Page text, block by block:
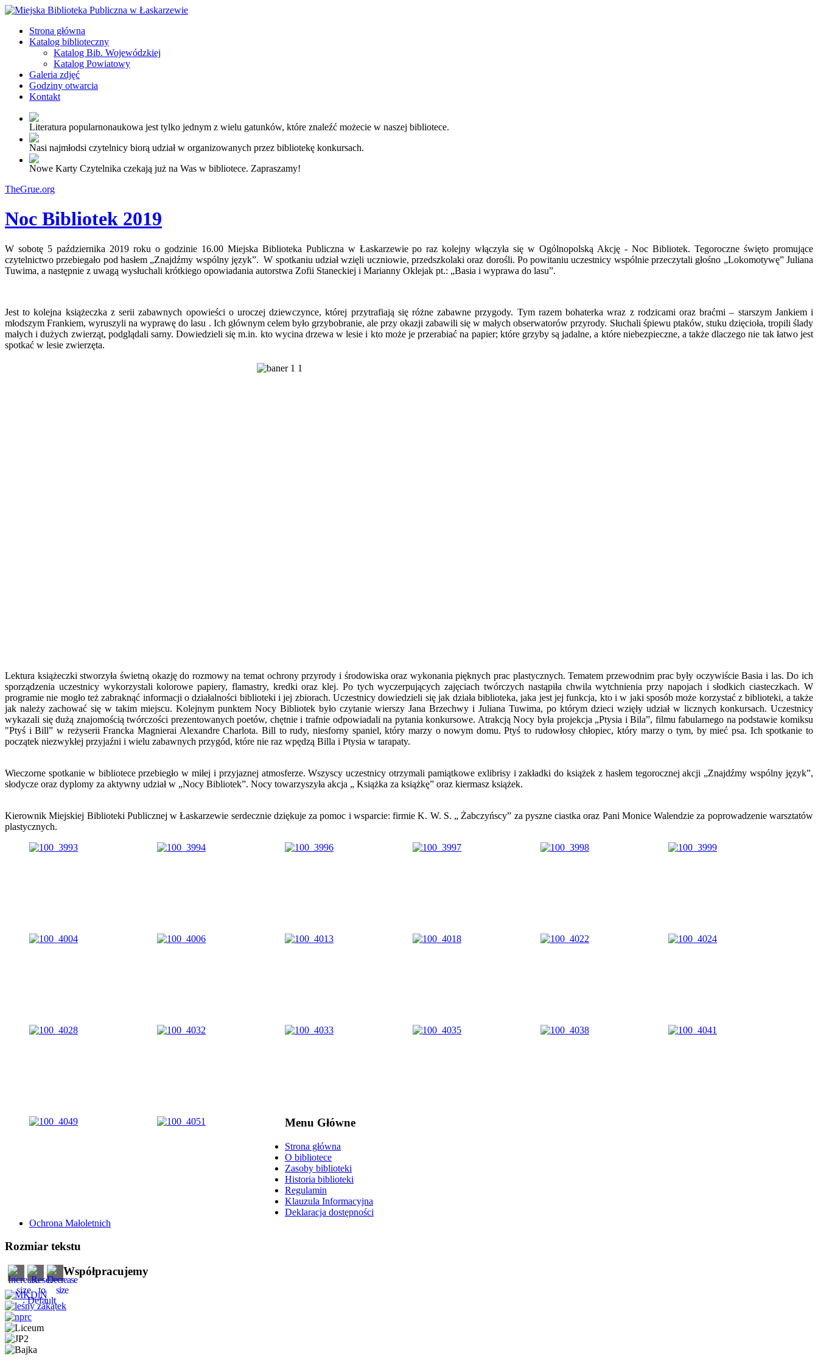
Strona główna
Katalog biblioteczny
Katalog Bib. Wojewódzkiej
Katalog Powiatowy
Galeria zdjęć
Godziny otwarcia
Kontakt
Literatura popularnonaukowa jest tylko jednym z wielu gatunków, które znaleźć możecie w naszej bibliotece.
Nasi najmłodsi czytelnicy biorą udział w organizowanych przez bibliotekę konkursach.
Nowe Karty Czytelnika czekają już na Was w bibliotece. Zapraszamy!
TheGrue.org
Noc Bibliotek 2019
W sobotę 5 października 2019 roku o godzinie 16.00 Miejska Biblioteka Publiczna w Łaskarzewie po raz kolejny włączyła się w Ogólnopolską Akcję - Noc Bibliotek. Tegoroczne święto promujące
czytelnictwo przebiegało pod hasłem „Znajdźmy wspólny język”. W spotkaniu udział wzięli uczniowie, przedszkolaki oraz dorośli. Po powitaniu uczestnicy wspólnie przeczytali głośno „Lokomotywę” Juliana
Tuwima, a następnie z uwagą wysłuchali krótkiego opowiadania autorstwa Zofii Staneckiej i Marianny Oklejak pt.: „Basia i wyprawa do lasu”.
Jest to kolejna książeczka z serii zabawnych opowieści o uroczej dziewczynce, której przytrafiają się różne zabawne przygody. Tym razem bohaterka wraz z rodzicami oraz braćmi – starszym Jankiem i
młodszym Frankiem, wyruszyli na wyprawę do lasu . Ich głównym celem było grzybobranie, ale przy okazji zabawili się w małych obserwatorów przyrody. Słuchali śpiewu ptaków, stuku dzięcioła, tropili ślady
małych i dużych zwierząt, podglądali sarny. Dowiedzieli się m.in. kto wycina drzewa w lesie i kto może je przerabiać na papier; które grzyby są jadalne, a które niebezpieczne, a także dlaczego nie tak łatwo jest
spotkać w lesie zwierzęta.
Lektura książeczki stworzyła świetną okazję do rozmowy na temat ochrony przyrody i środowiska oraz wykonania pięknych prac plastycznych. Tematem przewodnim prac były oczywiście Basia i las. Do ich
sporządzenia uczestnicy wykorzystali kolorowe papiery, flamastry, kredki oraz klej. Po tych wyczerpujących zajęciach twórczych nastąpiła chwila wytchnienia przy napojach i słodkich ciasteczkach. W
programie nie mogło też zabraknąć informacji o działalności biblioteki i jej zbiorach. Uczestnicy dowiedzieli się jak działa biblioteka, jaka jest jej funkcja, kto i w jaki sposób może korzystać z biblioteki, a także
jak należy zachować się w takim miejscu. Kolejnym punktem Nocy Bibliotek było czytanie wierszy Jana Brzechwy i Juliana Tuwima, po którym dzieci wzięły udział w licznych konkursach. Uczestnicy
wykazali się dużą znajomością twórczości prezentowanych poetów, chętnie i trafnie odpowiadali na pytania konkursowe. Atrakcją Nocy była projekcja „Ptysia i Bila”, filmu fabularnego na podstawie komiksu
"Ptyś i Bill” w reżyserii Francka Magnierai Alexandre Charlota. Bill to rudy, niesforny spaniel, który marzy o nowym domu. Ptyś to rudowłosy chłopiec, który marzy o tym, by mieć psa. Ich spotkanie to
początek niezwykłej przyjaźni i wielu zabawnych przygód, które nie raz wpędzą Billa i Ptysia w tarapaty.
Wieczorne spotkanie w bibliotece przebiegło w miłej i przyjaznej atmosferze. Wszyscy uczestnicy otrzymali pamiątkowe exlibrisy i zakładki do książek z hasłem tegorocznej akcji „Znajdźmy wspólny język”,
słodycze oraz dyplomy za aktywny udział w „Nocy Bibliotek”. Nocy towarzyszyła akcja „ Książka za książkę” oraz kiermasz książek.
Kierownik Miejskiej Biblioteki Publicznej w Łaskarzewie serdecznie dziękuje za pomoc i wsparcie: firmie K. W. S. „ Żabczyńscy” za pyszne ciastka oraz Pani Monice Walendzie za poprowadzenie warsztatów
plastycznych.
Menu Główne
Strona główna
O bibliotece
Zasoby biblioteki
Historia biblioteki
Regulamin
Klauzula Informacyjna
Deklaracja dostępności
Ochrona Małoletnich
Rozmiar tekstu
Współpracujemy